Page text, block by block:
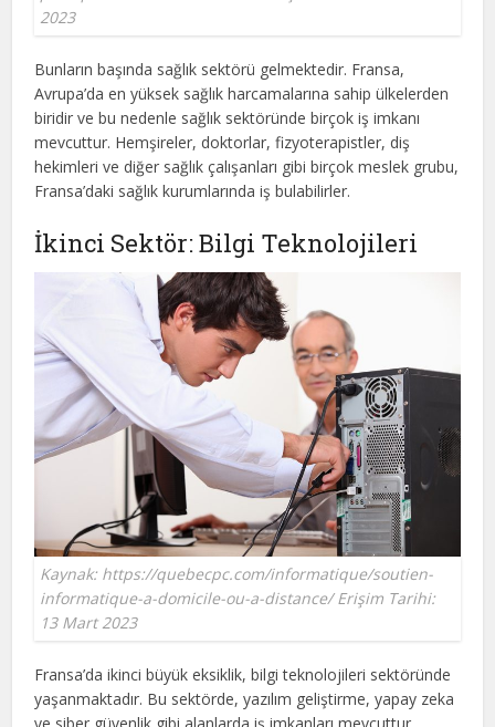
2023
Bunların başında sağlık sektörü gelmektedir. Fransa,
Avrupa’da en yüksek sağlık harcamalarına sahip ülkelerden
biridir ve bu nedenle sağlık sektöründe birçok iş imkanı
mevcuttur. Hemşireler, doktorlar, fizyoterapistler, diş
hekimleri ve diğer sağlık çalışanları gibi birçok meslek grubu,
Fransa’daki sağlık kurumlarında iş bulabilirler.
İkinci Sektör: Bilgi Teknolojileri
Kaynak: https://quebecpc.com/informatique/soutien-
informatique-a-domicile-ou-a-distance/ Erişim Tarihi:
13 Mart 2023
Fransa’da ikinci büyük eksiklik, bilgi teknolojileri sektöründe
yaşanmaktadır. Bu sektörde, yazılım geliştirme, yapay zeka